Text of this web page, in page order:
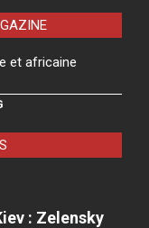
et africaine
: Zelensky